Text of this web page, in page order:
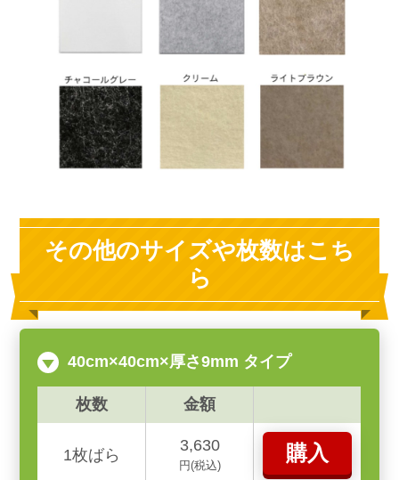
その他のサイズや枚数はこち
ら
40cm×40cm×厚さ9mm タイプ
枚数 金額
1枚ばら
3,630
円(税込)
購入